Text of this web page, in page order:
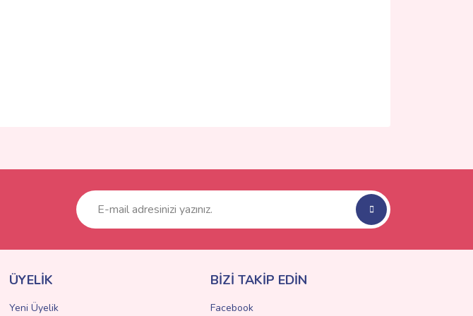
ÜYELİK
Yeni Üyelik
BİZİ TAKİP EDİN
Facebook